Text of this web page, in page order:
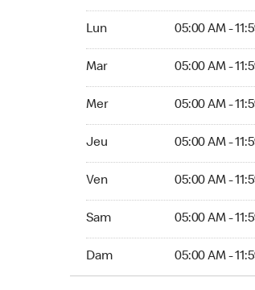
Lun 05:00 AM -
Mar 05:00 AM -
Mer 05:00 AM -
Jeu 05:00 AM -
Ven 05:00 AM -
Sam 05:00 AM -
Dam 05:00 AM -